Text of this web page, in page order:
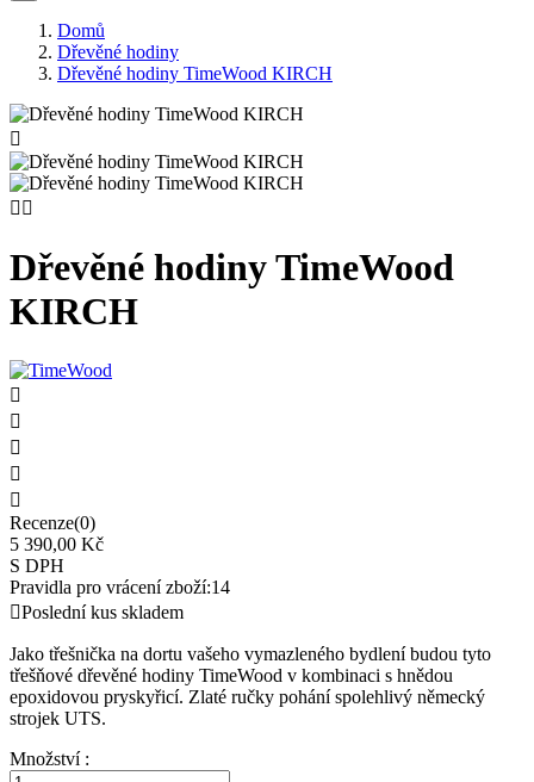
Domů
Dřevěné hodiny
Dřevěné hodiny TimeWood KIRCH

 
Dřevěné hodiny TimeWood
KIRCH





Recenze(0)
5 390,00 Kč
S DPH
Pravidla pro vrácení zboží:14
Poslední kus skladem
Jako třešnička na dortu vašeho vymazleného bydlení budou tyto
třešňové dřevěné hodiny TimeWood v kombinaci s hnědou
epoxidovou pryskyřicí. Zlaté ručky pohání spolehlivý německý
strojek UTS.
Množství :